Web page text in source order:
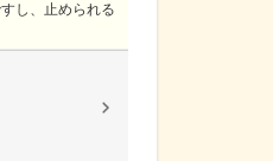
し、止められる